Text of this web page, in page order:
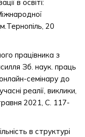
в освіті:
20
працівника з
Зб. наук. праць
семінару до
реалії, виклики,
2021, С. 117-
в структурі